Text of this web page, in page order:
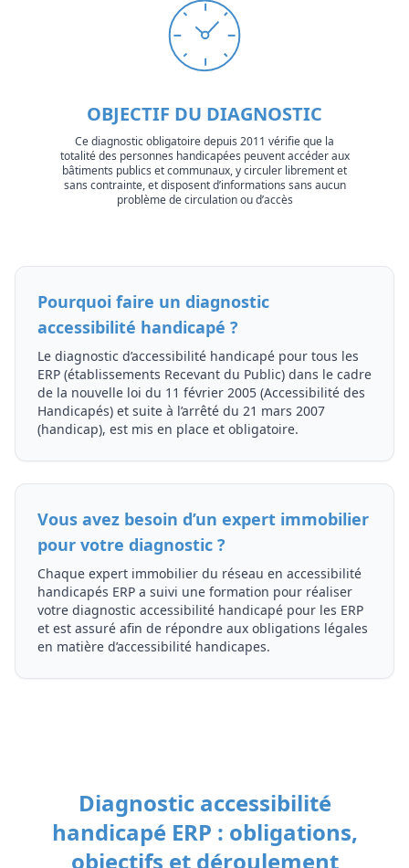
OBJECTIF DU DIAGNOSTIC
Ce diagnostic obligatoire depuis 2011 vérifie que la
totalité des personnes handicapées peuvent accéder aux
bâtiments publics et communaux, y circuler librement et
sans contrainte, et disposent d’informations sans aucun
problème de circulation ou d’accès
Pourquoi faire un diagnostic
accessibilité handicapé ?
Le diagnostic d’accessibilité handicapé pour tous les
ERP (établissements Recevant du Public) dans le cadre
de la nouvelle loi du 11 février 2005 (Accessibilité des
Handicapés) et suite à l’arrêté du 21 mars 2007
(handicap), est mis en place et obligatoire.
Vous avez besoin d’un expert immobilier
pour votre diagnostic ?
Chaque expert immobilier du réseau en accessibilité
handicapés ERP a suivi une formation pour réaliser
votre diagnostic accessibilité handicapé pour les ERP
et est assuré afin de répondre aux obligations légales
en matière d’accessibilité handicapes.
Diagnostic accessibilité
handicapé ERP : obligations,
objectifs et déroulement